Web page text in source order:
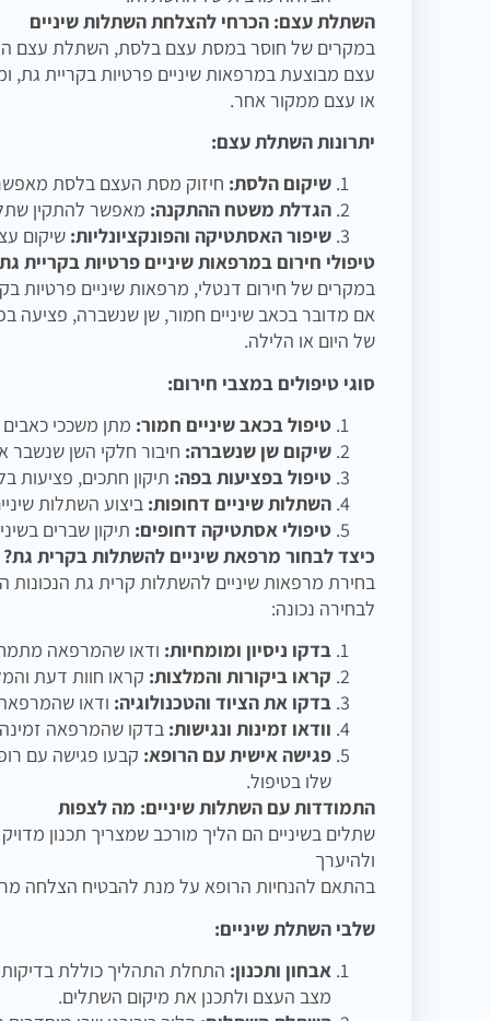
השתלת עצם: הכרחי להצלחת השתלות שיניים
במקרים של חוסר במסת עצם בלסת, השתלת עצם
עצם מבוצעת במרפאות שיניים פרטיות בקריית גת,
או עצם ממקור אחר.
יתרונות השתלת עצם:
שיקום הלסת: חיזוק מסת העצם בלסת
הגדלת משטח ההתקנה: מאפשר להתקין
שיפור האסתטיקה והפונקציונליות: שיקום
טיפולי חירום במרפאות שיניים פרטיות בקריית גת
במקרים של חירום דנטלי, מרפאות שיניים פרטיות
אם מדובר בכאב שיניים חמור, שן שנשברה, פציעה
של היום או הלילה.
סוגי טיפולים במצבי חירום:
טיפול בכאב שיניים חמור: מתן משככי
שיקום שן שנשברה: חיבור חלקי השן
טיפול בפציעות בפה: תיקון חתכים, פציעות
השתלות שיניים דחופות: ביצוע השתלות
טיפולי אסתטיקה דחופים: תיקון שברים
כיצד לבחור מרפאת שיניים להשתלות בקרית גת?
בחירת מרפאות שיניים להשתלות קרית גת
לבחירה נכונה:
בדקו ניסיון ומומחיות: ודאו שהמרפאה מתמחה
קראו ביקורות והמלצות: קראו חוות דעת
בדקו את הציוד והטכנולוגיה: ודאו
וודאו זמינות ונגישות: בדקו שהמרפאה זמינה
פגישה אישית עם הרופא: קבעו פגישה עם
שלו בטיפול.
התמודדות עם השתלות שיניים: מה לצפות
שתלים בשיניים הם הליך מורכב שמצריך תכנון
ולהיערך
בהתאם להנחיות הרופא על מנת להבטיח הצלחה
שלבי השתלת שיניים:
אבחון ותכנון: התחלת התהליך כוללת בדיקות
מצב העצם ולתכנן את מיקום השתלים.